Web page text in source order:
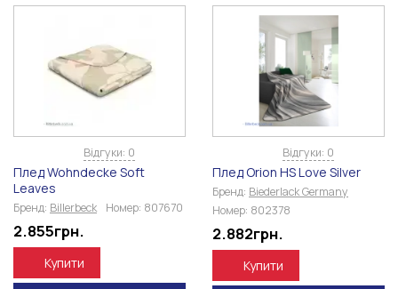
Відгуки: 0
Плед Wohndecke Soft
Leaves
Бренд: Billerbeck Номер: 807670
2.855грн.
Купити
Відгуки: 0
Плед Orion HS Love Silver
Бренд: Biederlack Germany
Номер: 802378
2.882грн.
Купити